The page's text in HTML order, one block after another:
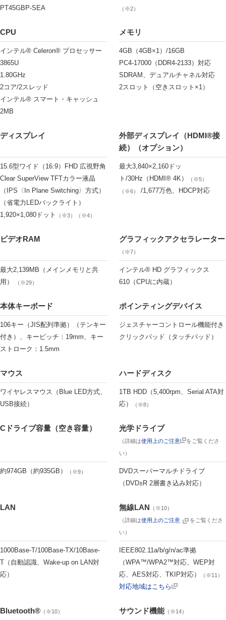
PT45GBP-SEA
（※2）
CPU
インテル® Celeron® プロセッサー
3865U
1.80GHz
2コア/2スレッド
インテル® スマート・キャッシュ
2MB
メモリ
4GB（4GB×1）/16GB
PC4-17000（DDR4-2133）対応
SDRAM、デュアルチャネル対応
2スロット（空きスロット×1）
ディスプレイ
15.6型ワイド（16:9）FHD 広視野角
Clear SuperView TFTカラー液晶
（IPS〈In Plane Switching〉方式）
（省電力LEDバックライト）
1,920×1,080ドット
（※3）（※4）
外部ディスプレイ（HDMI®接
続）（オプション）
最大3,840×2,160ドッ
ト/30Hz（HDMI® 4K）
（※5）
（※6）
/1,677万色、HDCP対応
ビデオRAM
最大2,139MB（メインメモリと共
用）
（※29）
グラフィックアクセラレーター
（※7）
インテル® HD グラフィックス
610（CPUに内蔵）
本体キーボード
106キー（JIS配列準拠）（テンキー
付き）、キーピッチ：19mm、キー
ストローク：1.5mm
ポインティングデバイス
ジェスチャーコントロール機能付き
クリックパッド（タッチパッド）
マウス
ワイヤレスマウス（Blue LED方式、
USB接続）
ハードディスク
1TB HDD（5,400rpm、Serial ATA対
応）
（※8）
Cドライブ容量（空き容量）
約974GB（約935GB） （※9）
光学ドライブ
（詳細は使用上のご注意
をご覧くださ
い）
DVDスーパーマルチドライブ
（DVD±R 2層書き込み対応）
LAN
1000Base-T/100Base-TX/10Base-
T（自動認識、Wake-up on LAN対
応）
無線LAN
（※10）
（詳細は使用上のご注意
をご覧くださ
い）
IEEE802.11a/b/g/n/ac準拠
（WPA™/WPA2™対応、WEP対
応、AES対応、TKIP対応）
（※11）
対応地域はこちら
Bluetooth® （※10）
サウンド機能（※14）